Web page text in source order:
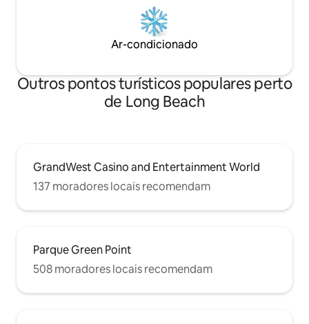
Ar-condicionado
Outros pontos turísticos populares perto
de Long Beach
GrandWest Casino and Entertainment World
137 moradores locais recomendam
Parque Green Point
508 moradores locais recomendam